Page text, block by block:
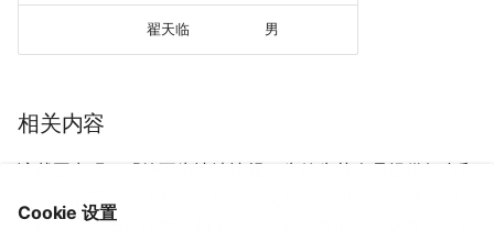
翟天临 男
相关内容
该截图出现了「绝不为违法违规、失德失范人员提供舞台和
平台」的字样，该标题出现在《文旅部：决不为违法违规、
失德失范人员提供舞台和平台》这样的新闻中，该新闻提到
Cookie 设置